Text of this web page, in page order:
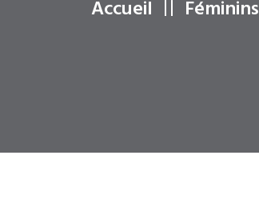
Accueil Féminins